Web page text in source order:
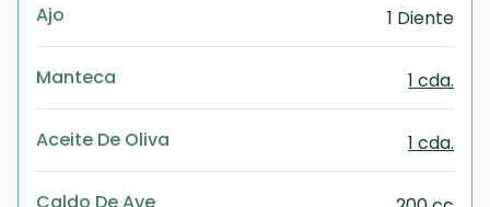
Ajo 1 Diente
Manteca 1 cda.
Aceite De Oliva 1 cda.
Caldo De Ave